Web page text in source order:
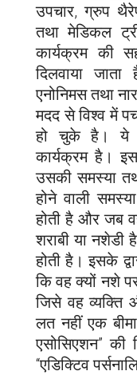
उपचार, ग्रुप
तथा मेडिकल
कार्यक्रम की
दिलवाया
एनोनिमस तथा
मदद से विश्व में
हो चुके है। ये
कार्यक्रम है।
उसकी समस्या
होने वाली
होती है और जब
शराबी या
होती है। इसके
कि वह क्यों नशे
जिसे वह
लत नहीं एक
एसोसिएशन”
“एडिक्टिव